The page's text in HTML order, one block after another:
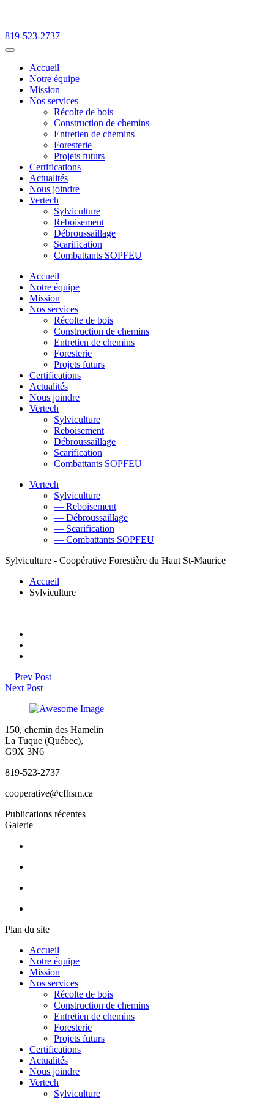
819-523-2737
Accueil
Notre équipe
Mission
Nos services
Récolte de bois
Construction de chemins
Entretien de chemins
Foresterie
Projets futurs
Certifications
Actualités
Nous joindre
Vertech
Sylviculture
Reboisement
Débroussaillage
Scarification
Combattants SOPFEU
Accueil
Notre équipe
Mission
Nos services
Récolte de bois
Construction de chemins
Entretien de chemins
Foresterie
Projets futurs
Certifications
Actualités
Nous joindre
Vertech
Sylviculture
Reboisement
Débroussaillage
Scarification
Combattants SOPFEU
Vertech
Sylviculture
— Reboisement
— Débroussaillage
— Scarification
— Combattants SOPFEU
Sylviculture - Coopérative Forestière du Haut St-Maurice
Accueil
Sylviculture
Prev Post
Next Post
150, chemin des Hamelin
La Tuque (Québec),
G9X 3N6
819-523-2737
cooperative@cfhsm.ca
Publications récentes
Galerie
Plan du site
Accueil
Notre équipe
Mission
Nos services
Récolte de bois
Construction de chemins
Entretien de chemins
Foresterie
Projets futurs
Certifications
Actualités
Nous joindre
Vertech
Sylviculture